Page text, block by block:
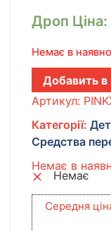
Дроп Ціна:
Немає в
Добавить в
Артикул:
Категорії:
Средства
Немає в
Немає
Середня